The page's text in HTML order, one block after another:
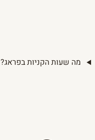
מה שעות הקניות בפראג?